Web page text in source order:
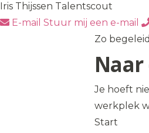
Iris Thijssen Talentscout
E-mail Stuur mij een e-mail
Zo
Je hoeft
werkplek
Start